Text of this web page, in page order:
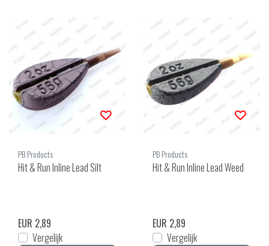
PB Products
Hit & Run Inline Lead Silt
EUR 2,89
Vergelijk
PB Products
Hit & Run Inline Lead Weed
EUR 2,89
Vergelijk